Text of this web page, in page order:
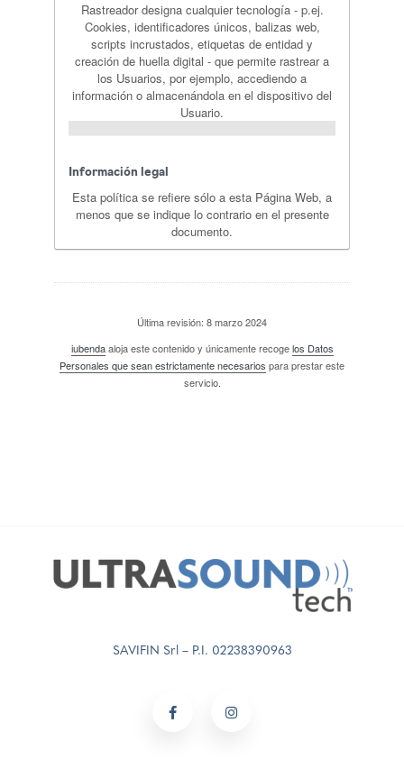
Rastreador designa cualquier tecnología - p.ej.
Cookies, identificadores únicos, balizas web,
scripts incrustados, etiquetas de entidad y
creación de huella digital - que permite rastrear a
los Usuarios, por ejemplo, accediendo a
información o almacenándola en el dispositivo del
Usuario.
Información legal
Esta política se refiere sólo a esta Página Web, a
menos que se indique lo contrario en el presente
documento.
Última revisión: 8 marzo 2024
iubendaaloja este contenido y únicamente recogelos Datos
Personales que sean estrictamente necesarios para prestar este
servicio.
SAVIFIN Srl – P.I. 02238390963